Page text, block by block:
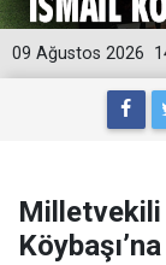
09 Ağustos 2026
Milletvekili